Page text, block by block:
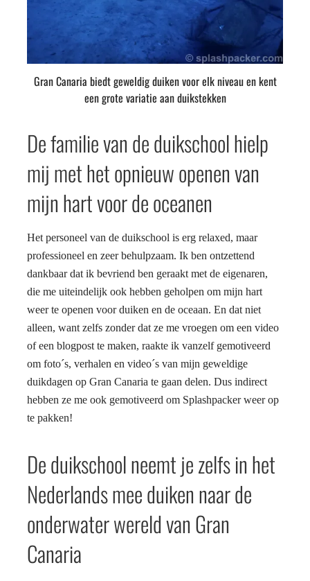
Gran Canaria biedt geweldig duiken voor elk niveau en kent
een grote variatie aan duikstekken
De familie van de duikschool hielp
mij met het opnieuw openen van
mijn hart voor de oceanen
Het personeel van de duikschool is erg relaxed, maar
professioneel en zeer behulpzaam. Ik ben ontzettend
dankbaar dat ik bevriend ben geraakt met de eigenaren,
die me uiteindelijk ook hebben geholpen om mijn hart
weer te openen voor duiken en de oceaan. En dat niet
alleen, want zelfs zonder dat ze me vroegen om een video
of een blogpost te maken, raakte ik vanzelf gemotiveerd
om foto´s, verhalen en video´s van mijn geweldige
duikdagen op Gran Canaria te gaan delen. Dus indirect
hebben ze me ook gemotiveerd om Splashpacker weer op
te pakken!
De duikschool neemt je zelfs in het
Nederlands mee duiken naar de
onderwater wereld van Gran
Canaria